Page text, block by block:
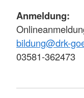
Anmeldung:
bildung@drk-
03581-362473